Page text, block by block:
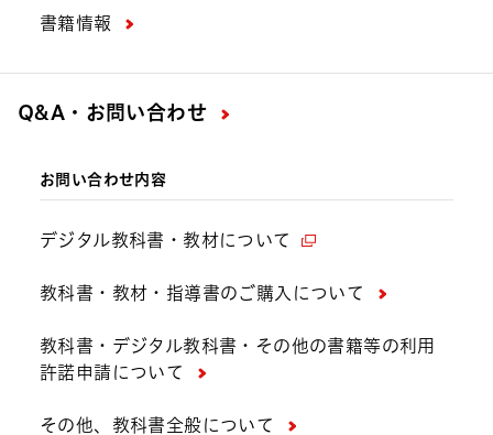
書籍情報
Q&A・お問い合わせ
お問い合わせ内容
デジタル教科書・教材について
教科書・教材・指導書のご購入について
教科書・デジタル教科書・その他の書籍等の利用
許諾申請について
その他、教科書全般について